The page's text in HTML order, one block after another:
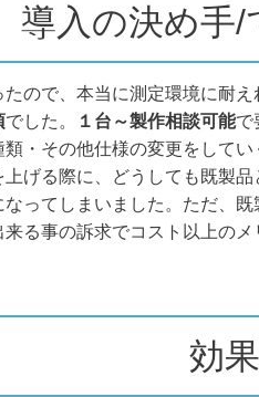
導入の決め手/
ので、本当に測定環境に耐
でした。 １台～製作相談可能で
・その他仕様の変更をしてい
げる際に、どうしても既製
なってしまいました。ただ、
る事の訴求でコスト以上のメ
効果